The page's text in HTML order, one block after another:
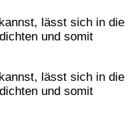
lässt sich in die
und somit
lässt sich in die
und somit